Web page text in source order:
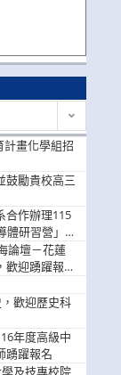
計畫化學組招
鼓勵貴校高三
合作辦理115
體研習營」，
論壇－花蓮
迎踴躍報名
歡迎歷史科
年度高級中
踴躍報名
及技專校院